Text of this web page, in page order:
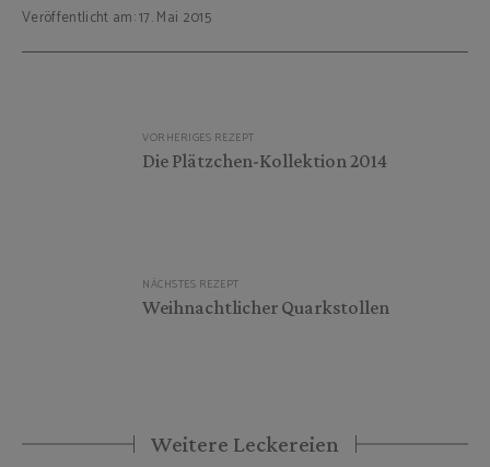
Veröffentlicht am: 17. Mai 2015
VORHERIGES REZEPT
Die Plätzchen-Kollektion 2014
NÄCHSTES REZEPT
Weihnachtlicher Quarkstollen
Weitere Leckereien